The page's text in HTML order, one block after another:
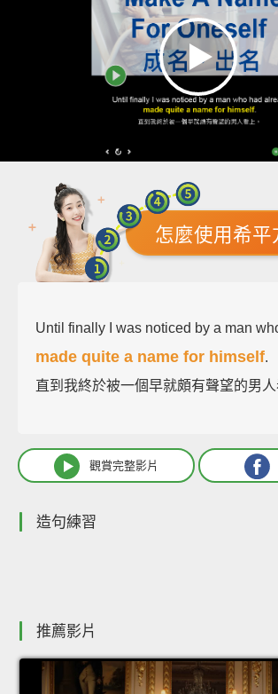
怎麼使用希平
Until finally I was noticed by a man
made quite a name for himself.
直到我終於被一個早就頗有聲望的男人
觀賞完整影片
造句練習
推薦影片